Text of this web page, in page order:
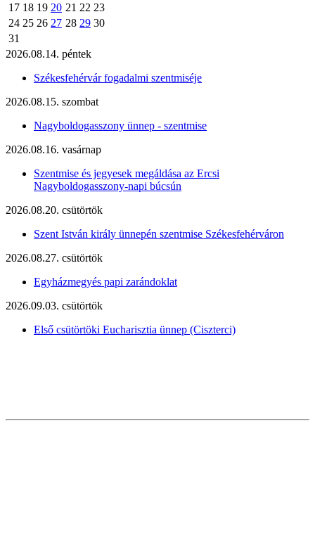
17 18 19 20 21 22 23
24 25 26 27 28 29 30
31
2026.08.14. péntek
Székesfehérvár fogadalmi szentmiséje
2026.08.15. szombat
Nagyboldogasszony ünnep - szentmise
2026.08.16. vasárnap
Szentmise és jegyesek megáldása az Ercsi
Nagyboldogasszony-napi búcsún
2026.08.20. csütörtök
Szent István király ünnepén szentmise Székesfehérváron
2026.08.27. csütörtök
Egyházmegyés papi zarándoklat
2026.09.03. csütörtök
Első csütörtöki Eucharisztia ünnep (Ciszterci)